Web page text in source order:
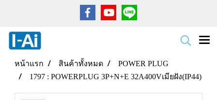
หน้าแรก สินค้าทั้งหมด
POWER PLUG
1797 : POWERPLUG 3P+N+E 32A400Vเมียฝัง(IP44)